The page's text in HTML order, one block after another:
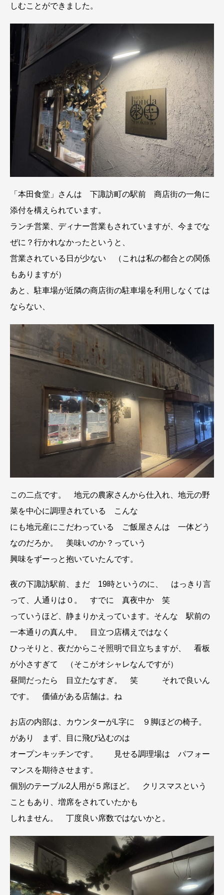
しむことができました。
「本田食堂」さんは 下諏訪町の駅前 商店街の一角に
添付を構えられています。
ランチ営業、ディナー営業もされていますが、今までな
ぜに？行かれなかったというと、
営業されている日が少ない （これは私の都合との関係
もありますが）
あと、駐車場が近隣の商店街の駐車場を利用しなくては
ならない、
この二点です。 地元の農家さんから仕入れ、地元の野
菜を中心に調理されている こんな
にも地元産にこだわっている ご飯屋さんは 一体どう
なのだろか。 美味いのか？っていう
興味をずーっと抱いていたんです。
夜の下諏訪駅前、まだ 19時というのに、 はっきり言
って、人通りは０。 すでに 真夜中か 笑
っていうほど、静まりかえっています。そんな 駅前の
一本通りの真ん中。 目立つ店構えではなく
ひっそりと、夜だからこそ照明で目立ちますが、 看板
が小さすぎて （そこがオシャレなんですが）
昼間だったら 目立たなすぎ。 笑 それで良いん
です。 価値がある店舗は。ね
お店の内部は、カウンターがL字に ９脚ほどの椅子。
があり まず、目に飛び込むのは
オープンキッチンです。 見せる調理場は パフォー
マンスを期待させます。
個別のテーブル2人用が５席ほど。 クリスマスという
こともあり、増席をされていたかも
しれません。 丁度良い席数ではないかと。